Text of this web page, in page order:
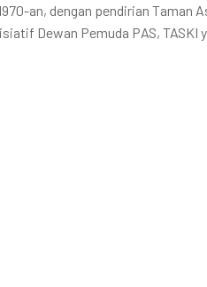
an, dengan pendirian
Dewan Pemuda PAS,